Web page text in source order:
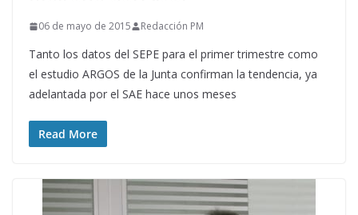
06 de mayo de 2015 Redacción PM
Tanto los datos del SEPE para el primer trimestre como
el estudio ARGOS de la Junta confirman la tendencia, ya
adelantada por el SAE hace unos meses
Read More